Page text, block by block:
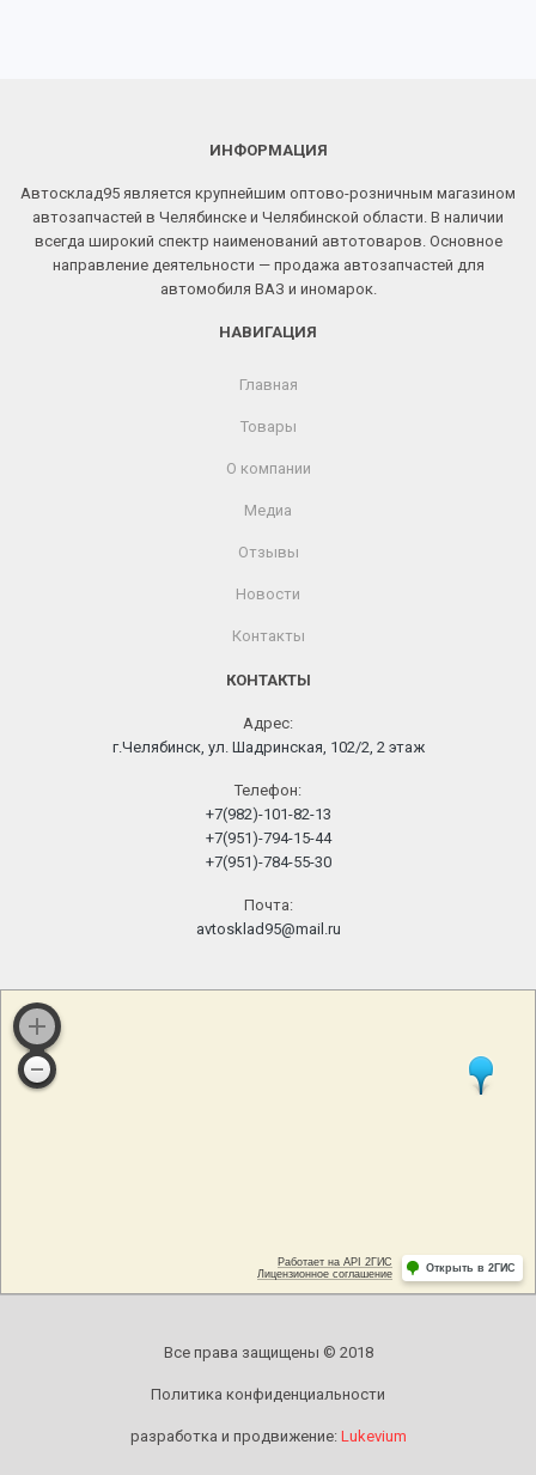
ИНФОРМАЦИЯ
Автосклад95 является крупнейшим оптово-розничным магазином
автозапчастей в Челябинске и Челябинской области. В наличии
всегда широкий спектр наименований автотоваров. Основное
направление деятельности — продажа автозапчастей для
автомобиля ВАЗ и иномарок.
НАВИГАЦИЯ
Главная
Товары
О компании
Медиа
Отзывы
Новости
Контакты
КОНТАКТЫ
Адрес:
г.Челябинск, ул. Шадринская, 102/2, 2 этаж
Телефон:
+7(982)-101-82-13
+7(951)-794-15-44
+7(951)-784-55-30
Почта:
avtosklad95@mail.ru
Все права защищены © 2018
Политика конфиденциальности
разработка и продвижение: Lukevium